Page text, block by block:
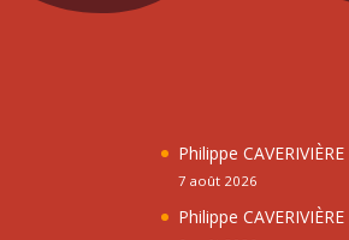
Philippe
7 août 2026
Philippe